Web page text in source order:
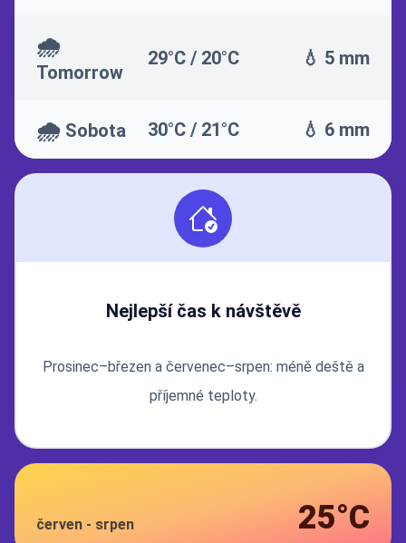
🌧️
Tomorrow
29°C / 20°C 💧 5 mm
🌧️ Sobota 30°C / 21°C 💧 6 mm
Nejlepší čas k návštěvě
Prosinec–březen a červenec–srpen: méně deště a
příjemné teploty.
červen - srpen 25°C